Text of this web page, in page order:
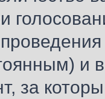
и
за